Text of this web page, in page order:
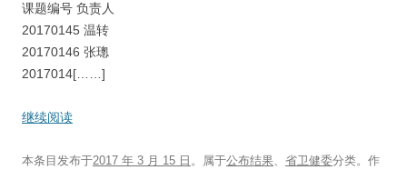
课题编号 负责人
20170145 温转
20170146 张璁
2017014[……]
继续阅读
本条目发布于2017 年 3 月 15 日 。属于公布结果、 省卫健委分类。 作